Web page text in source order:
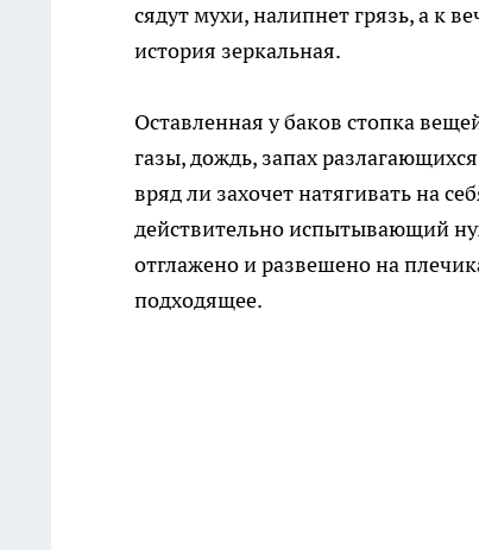
сядут мухи, налипнет грязь, а к
история зеркальная.
Оставленная у баков стопка
газы, дождь, запах
вряд ли захочет натягивать на
действительно испытывающий
отглажено и развешено на
подходящее.